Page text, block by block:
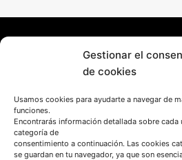
Gestionar el
de cookies
Usamos cookies para ayudarte a navegar de
funciones.
Encontrarás información detallada sobre
categoría de
consentimiento a continuación. Las cookies
se guardan en tu navegador, ya que son
HABLEMOS